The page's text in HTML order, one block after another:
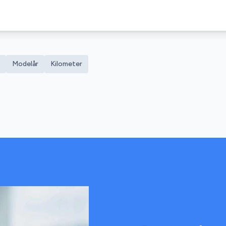
Modelår Kilometer